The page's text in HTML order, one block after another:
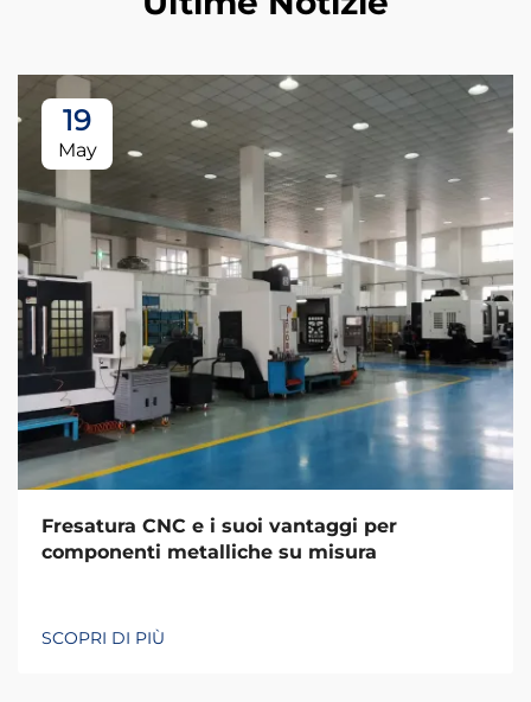
19
May
Fresatura CNC e i suoi vantaggi per
componenti metalliche su misura
SCOPRI DI PIÙ